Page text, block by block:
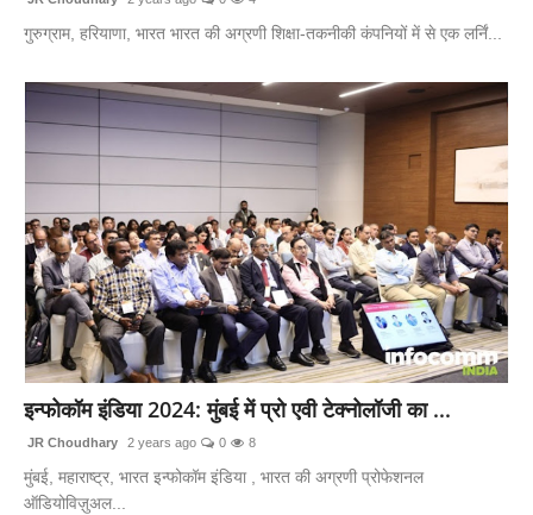
गुरुग्राम, हरियाणा, भारत भारत की अग्रणी शिक्षा-तकनीकी कंपनियों में से एक लर्निं...
इन्फोकॉम इंडिया 2024: मुंबई में प्रो एवी टेक्नोलॉजी का ...
JR Choudhary 2 years ago 0 8
मुंबई, महाराष्ट्र, भारत इन्फोकॉम इंडिया , भारत की अग्रणी प्रोफेशनल
ऑडियोविज़ुअल...